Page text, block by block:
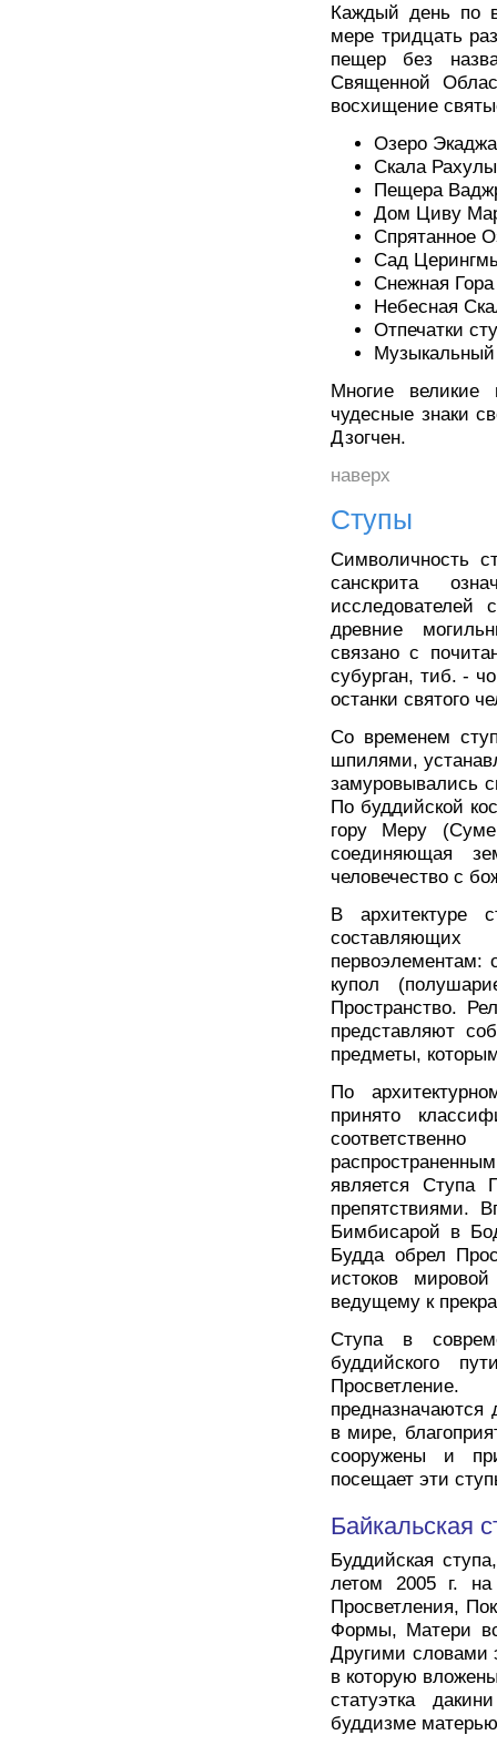
Каждый день по
мере тридцать
пещер без
Священной
восхищение
Озеро
Скала Рахулы
Пещера
Дом Циву
Спрятанное
Сад
Снежная
Небесная
Отпечатки
Многие великие
чудесные знаки
Дзогчен.
наверх
Ступы
Символичность
санскрита
исследователей
древние
связано с
субурган, тиб. -
останки святого
Со временем
шпилями,
замуровывались
По буддийской
гору Меру
соединяющая
человечество с
В архитектуре
первоэлементам:
купол
Пространство.
представляют
предметы,
По
принято
является Ступа
препятствиями.
Бимбисарой в
Будда обрел
истоков
ведущему к
Ступа в
буддийского
предназначаются
в мире,
сооружены и
посещает эти
Байкальская
Буддийская
летом 2005 г.
Просветления,
Формы, Матери
Другими словами
в которую
статуэтка
буддизме